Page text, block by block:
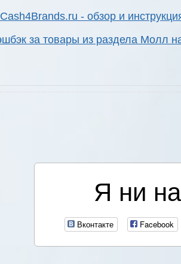
- обзор и
за товары из раздела Молл
Я ни
Вконтакте Facebook